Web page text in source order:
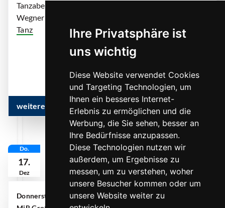
Ihre Privatsphäre ist
uns wichtig
Diese Website verwendet Cookies
und Targeting Technologien, um
Ihnen ein besseres Internet-
Erlebnis zu ermöglichen und die
Werbung, die Sie sehen, besser an
Ihre Bedürfnisse anzupassen.
Diese Technologien nutzen wir
außerdem, um Ergebnisse zu
messen, um zu verstehen, woher
unsere Besucher kommen oder um
unsere Website weiter zu
Tanzabend von Muhammed Kaltuk nach Bettina
Wegner
Tanz
weitere Infos & Termine
Do.
17.
Dez
Donnerstag, 17. Dezember 2026 | 19:00 Uhr|